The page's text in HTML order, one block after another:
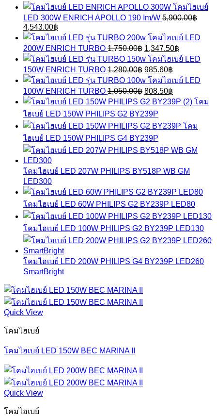
โคมไฮเบย์
LED 300W ENRICH APOLLO 190 Im/W 5,900.00฿
Original
price
was:
5,900.00฿.
4,543.00฿
price
is:
4,543.00฿.
โคมไฮเบย์ LED
200W ENRICH TURBO 1,750.00฿ Original
price
was:
1,750.00฿.
1,347.50฿
price
is:
1,347.50฿.
โคมไฮเบย์ LED
150W ENRICH TURBO 1,280.00฿ Original
price
was:
1,280.00฿.
985.60฿
price
is:
985.60฿.
โคมไฮเบย์ LED
100W ENRICH TURBO 1,050.00฿ Original
price
was:
1,050.00฿.
808.50฿
price
is:
โคม
ไฮเบย์ LED 150W PHILIPS G2 BY239P
โคม
ไฮเบย์ LED 150W PHILIPS G4 BY239P
โคมไฮเบย์ LED 207W PHILIPS BY518P WB GM
LED300
โคมไฮเบย์ LED 60W PHILIPS G2 BY239P LED80
โคมไฮเบย์ LED 100W PHILIPS G2 BY239P LED130
โคมไฮเบย์ LED 200W PHILIPS G4 BY239P LED260
SmartBright
Quick View
โคมไฮเบย์
โคมไฮเบย์ LED 150W BEC MARINA II
Quick View
โคมไฮเบย์